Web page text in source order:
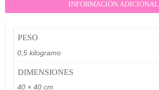
INFORMACIÓN ADICIONAL
PESO
0,5 kilogramo
DIMENSIONES
40 × 40 cm